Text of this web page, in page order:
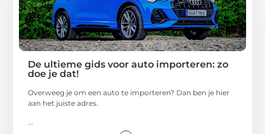
De ultieme gids voor auto importeren: zo
doe je dat!
Overweeg je om een auto te importeren? Dan ben je hier
aan het juiste adres.
...